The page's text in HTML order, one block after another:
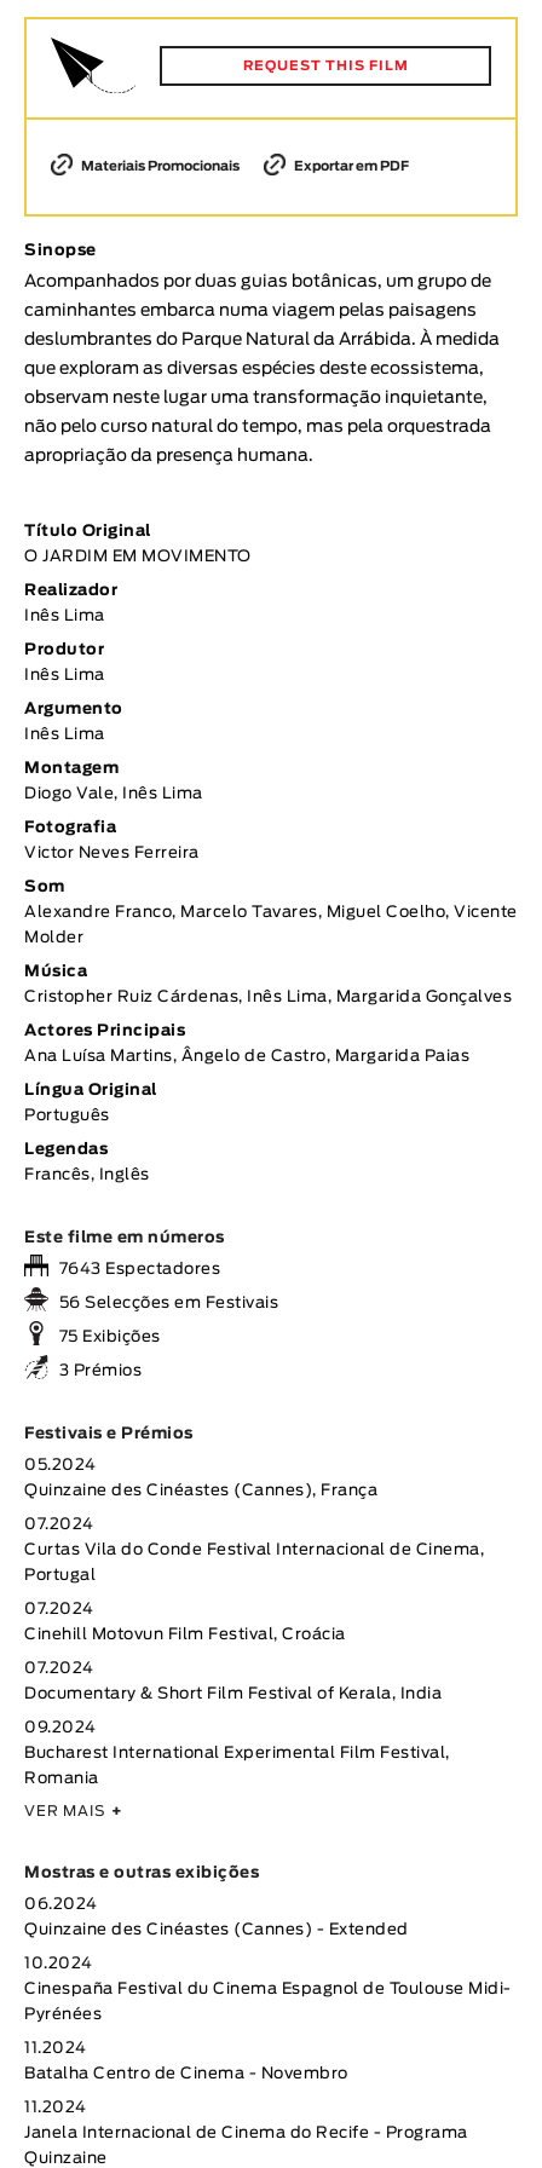
Animar
DURAÇÃO
< / >
GÉNERO
Ficção
Animação
Documentário
TÓPICOS
Tópicos selecionados
REQUEST THIS FILM
Materiais Promocionais Exportar em PDF
Sinopse
Acompanhados por duas guias botânicas, um grupo de
caminhantes embarca numa viagem pelas paisagens
deslumbrantes do Parque Natural da Arrábida. À medida
que exploram as diversas espécies deste ecossistema,
observam neste lugar uma transformação inquietante,
não pelo curso natural do tempo, mas pela orquestrada
apropriação da presença humana.
Título Original
O JARDIM EM MOVIMENTO
Realizador
Inês Lima
Produtor
Inês Lima
Argumento
Inês Lima
Montagem
Diogo Vale, Inês Lima
Fotografia
Victor Neves Ferreira
Som
Alexandre Franco, Marcelo Tavares, Miguel Coelho, Vicente
Molder
Música
Cristopher Ruiz Cárdenas, Inês Lima, Margarida Gonçalves
Actores Principais
Ana Luísa Martins, Ângelo de Castro, Margarida Paias
Língua Original
Português
Legendas
Francês, Inglês
Este filme em números
7643 Espectadores
56 Selecções em Festivais
75 Exibições
3 Prémios
Festivais e Prémios
05.2024
Quinzaine des Cinéastes (Cannes), França
07.2024
Curtas Vila do Conde Festival Internacional de Cinema,
Portugal
07.2024
Cinehill Motovun Film Festival, Croácia
07.2024
Documentary & Short Film Festival of Kerala, India
09.2024
Bucharest International Experimental Film Festival,
Romania
VER MAIS +
Mostras e outras exibições
06.2024
Quinzaine des Cinéastes (Cannes) - Extended
10.2024
Cinespaña Festival du Cinema Espagnol de Toulouse Midi-
Pyrénées
11.2024
Batalha Centro de Cinema - Novembro
11.2024
Janela Internacional de Cinema do Recife - Programa
Quinzaine